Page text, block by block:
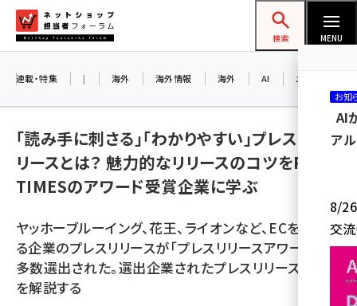
ン
ネットショップ担当者フォーラム
検索 MENU
amazon (2255)
楽天 (1874)
ecbeing (1210)
アスクル (1122)
連載・特集 | 海外 海外情報 海外 AI メタバース
「読み手に刺さる」「わかりやすい」プレスリ
リースとは？ 魅力的なリリースのコツをPR
TIMESのアワード受賞企業に学ぶ
ヤッホーブルーイング、花王、ライオンなど、ECを運営す
る企業のプレスリリースが「プレスリリースアワード」に
多数選出された。選出企業されたプレスリリースの魅力
を解説する
お知
AI
ア
8/26
交